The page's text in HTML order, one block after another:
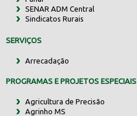
SENAR ADM Central
Sindicatos Rurais
SERVIÇOS
Arrecadação
PROGRAMAS E PROJETOS ESPECIAIS
Agricultura de Precisão
Agrinho MS